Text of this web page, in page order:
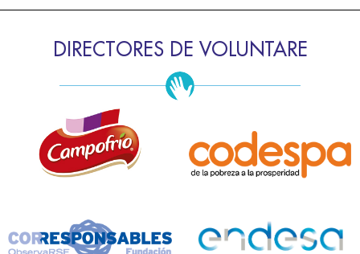
DIRECTORES DE VOLUNTARE